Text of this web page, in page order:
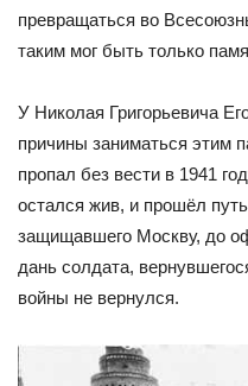
превращаться во
таким мог быть только
У Николая Григорьевича
причины заниматься этим
пропал без вести в 1941
остался жив, и прошёл
защищавшего Москву, до
дань солдата,
войны не вернулся.